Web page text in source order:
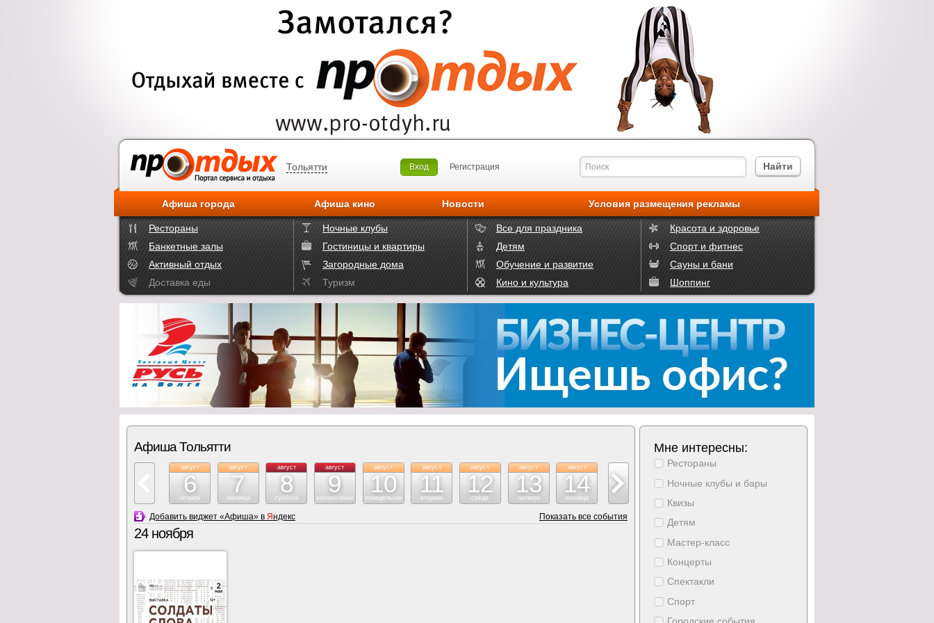
Тольятти Вход Регистрация
Афиша города Афиша кино Новости Условия размещения рекламы
Рестораны Ночные клубы Все для праздника
Красота и здоровье
Банкетные залы
Гостиницы и квартиры Детям
Спорт и фитнес
Активный отдых
Загородные дома Обучение и развитие
Сауны и бани
Доставка еды
Туризм Кино и культура Шоппинг
Афиша Тольятти
август
6
четверг
август
7
пятница
август
8
суббота
август
9
воскресение
август
10
понедельник
август
11
вторник
август
12
среда
август
13
четверг
август
14
пятница
15
август
16
воскресение
август
17 18
Добавить виджет «Афиша» в Яндекс Показать все события
24 ноября
Мне интересны:
Рестораны
Ночные клубы и бары
Квизы
Детям
Мастер-класс
Концерты
Спектакли
Спорт